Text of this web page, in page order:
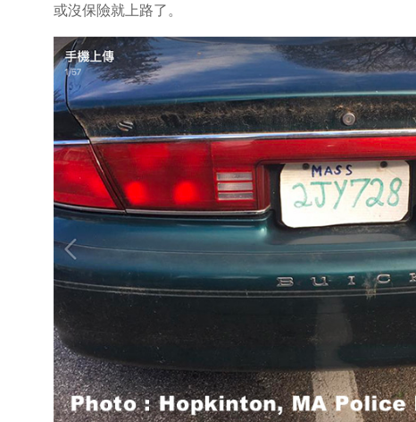
或沒保險就上路了。